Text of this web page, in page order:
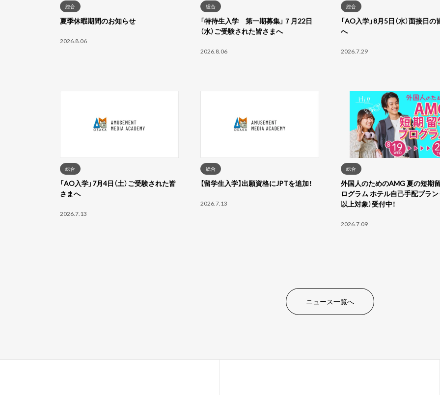
総合
夏季休暇期間のお知らせ
2026.8.06
総合
「特待生入学 第一期募集」７月22日
（水）ご受験された皆さまへ
2026.8.06
総合
「AO入学」8月5日（水）面接日
へ
2026.7.29
総合
「AO入学」7月4日（土）ご受験された皆
さまへ
2026.7.13
総合
【留学生入学】出願資格にJPTを追加！
2026.7.13
総合
外国人のためのAMG 夏の短期
ログラム ホテル自己手配プラン
以上対象）受付中！
2026.7.09
ニュース一覧へ